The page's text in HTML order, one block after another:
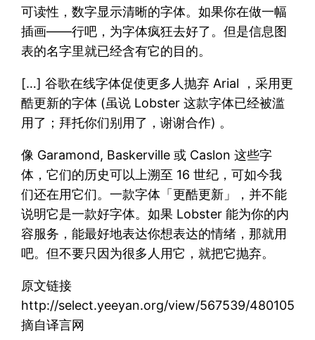
可读性，数字显示清晰的字体。如果你在做一幅
插画——行吧，为字体疯狂去好了。但是信息图
表的名字里就已经含有它的目的。
[…] 谷歌在线字体促使更多人抛弃 Arial ，采用更
酷更新的字体 (虽说 Lobster 这款字体已经被滥
用了；拜托你们别用了，谢谢合作) 。
像 Garamond, Baskerville 或 Caslon 这些字
体，它们的历史可以上溯至 16 世纪，可如今我
们还在用它们。一款字体「更酷更新」，并不能
说明它是一款好字体。如果 Lobster 能为你的内
容服务，能最好地表达你想表达的情绪，那就用
吧。但不要只因为很多人用它，就把它抛弃。
原文链接
http://select.yeeyan.org/view/567539/480105
摘自译言网